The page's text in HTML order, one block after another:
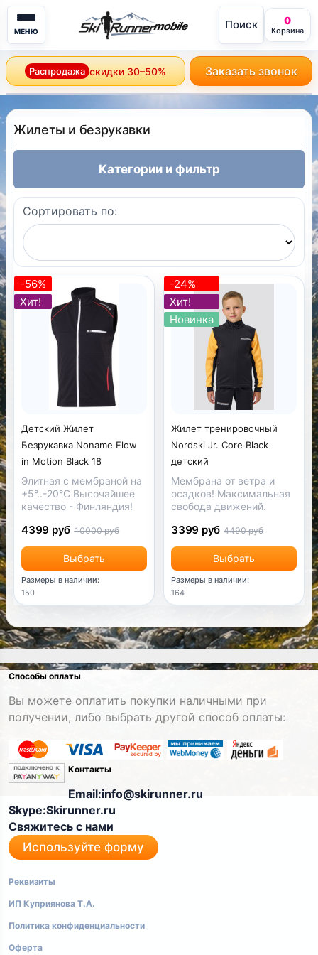
МЕНЮ mobile Поиск 0
Корзина
Распродажа скидки 30–50% Заказать звонок
Жилеты и безрукавки
Категории и фильтр
Сортировать по:
-56%
Хит!
Детский Жилет
Безрукавка Noname Flow
in Motion Black 18
Элитная с мембраной на
+5°..-20°С Высочайшее
качество - Финляндия!
Выбрать
4399 руб 10000 руб
Размеры в наличии:
150
-24%
Хит!
Новинка
Жилет тренировочный
Nordski Jr. Core Black
детский
Мембрана от ветра и
осадков! Максимальная
свобода движений.
Выбрать
3399 руб 4490 руб
Размеры в наличии:
164
Способы оплаты
Вы можете оплатить покупки наличными при
получении, либо выбрать другой способ оплаты:
Контакты
Email:info@skirunner.ru
Skype:Skirunner.ru
Свяжитесь с нами
Используйте форму
Реквизиты
ИП Куприянова Т.А.
Политика конфиденциальности
Оферта